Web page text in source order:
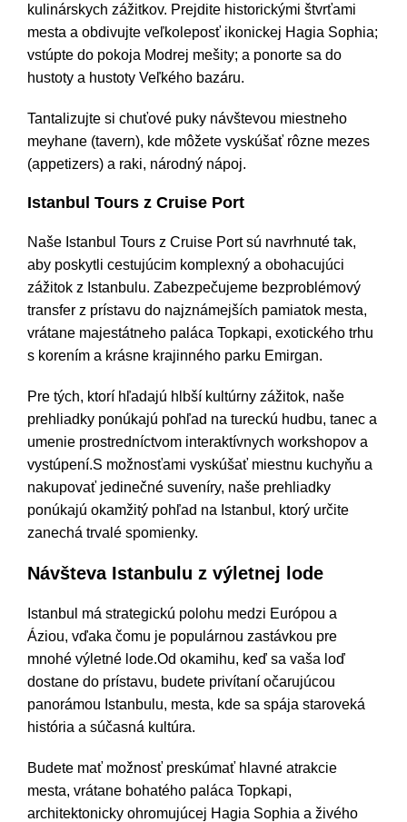
kulinárskych zážitkov. Prejdite historickými štvrťami
mesta a obdivujte veľkoleposť ikonickej Hagia Sophia;
vstúpte do pokoja Modrej mešity; a ponorte sa do
hustoty a hustoty Veľkého bazáru.
Tantalizujte si chuťové puky návštevou miestneho
meyhane (tavern), kde môžete vyskúšať rôzne mezes
(appetizers) a raki, národný nápoj.
Istanbul Tours z Cruise Port
Naše Istanbul Tours z Cruise Port sú navrhnuté tak,
aby poskytli cestujúcim komplexný a obohacujúci
zážitok z Istanbulu. Zabezpečujeme bezproblémový
transfer z prístavu do najznámejších pamiatok mesta,
vrátane majestátneho paláca Topkapi, exotického trhu
s korením a krásne krajinného parku Emirgan.
Pre tých, ktorí hľadajú hlbší kultúrny zážitok, naše
prehliadky ponúkajú pohľad na tureckú hudbu, tanec a
umenie prostredníctvom interaktívnych workshopov a
vystúpení.S možnosťami vyskúšať miestnu kuchyňu a
nakupovať jedinečné suveníry, naše prehliadky
ponúkajú okamžitý pohľad na Istanbul, ktorý určite
zanechá trvalé spomienky.
Návšteva Istanbulu z výletnej lode
Istanbul má strategickú polohu medzi Európou a
Áziou, vďaka čomu je populárnou zastávkou pre
mnohé výletné lode.Od okamihu, keď sa vaša loď
dostane do prístavu, budete privítaní očarujúcou
panorámou Istanbulu, mesta, kde sa spája staroveká
história a súčasná kultúra.
Budete mať možnosť preskúmať hlavné atrakcie
mesta, vrátane bohatého paláca Topkapi,
architektonicky ohromujúcej Hagia Sophia a živého